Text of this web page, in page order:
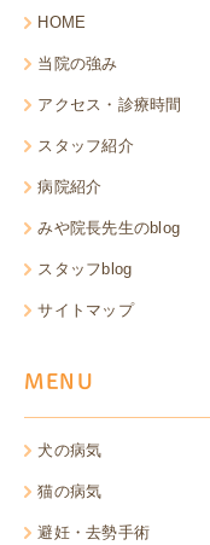
HOME
当院の強み
アクセス・診療時間
スタッフ紹介
病院紹介
みや院長先生のblog
スタッフblog
サイトマップ
MENU
犬の病気
猫の病気
避妊・去勢手術